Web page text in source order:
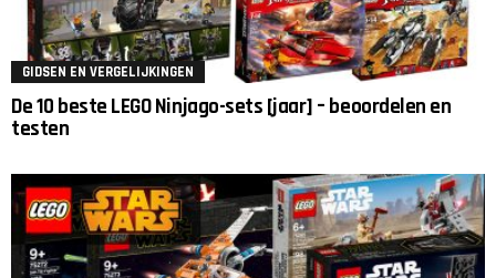
GIDSEN EN VERGELIJKINGEN
De 10 beste LEGO Ninjago-sets [jaar] – beoordelen en
testen